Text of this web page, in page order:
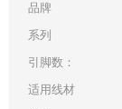
品牌
系列
引脚数：
适用线材